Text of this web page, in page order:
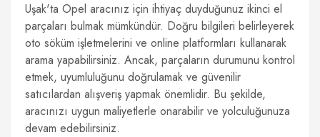
Uşak'ta Opel aracınız için ihtiyaç duyduğunuz ikinci el
parçaları bulmak mümkündür. Doğru bilgileri belirleyerek
oto söküm işletmelerini ve online platformları kullanarak
arama yapabilirsiniz. Ancak, parçaların durumunu kontrol
etmek, uyumluluğunu doğrulamak ve güvenilir
satıcılardan alışveriş yapmak önemlidir. Bu şekilde,
aracınızı uygun maliyetlerle onarabilir ve yolculuğunuza
devam edebilirsiniz.